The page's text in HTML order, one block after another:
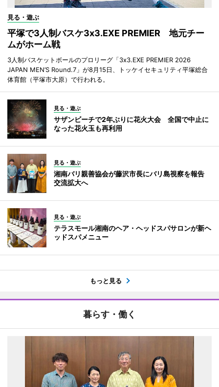
見る・遊ぶ
平塚で3人制バスケ3x3.EXE PREMIER 地元チー
ムがホーム戦
3人制バスケットボールのプロリーグ「3x3.EXE PREMIER 2026
JAPAN MEN’S Round.7」が8月15日、トッケイセキュリティ平塚総合
体育館（平塚市大原）で行われる。
見る・遊ぶ
サザンビーチで2年ぶりに花火大会 全国で中止に
なった花火玉も再利用
見る・遊ぶ
湘南バリ親善協会が藤沢市長にバリ島視察を報告
交流拡大へ
見る・遊ぶ
テラスモール湘南のヘア・ヘッドスパサロンが新ヘ
ッドスパメニュー
もっと見る
暮らす・働く